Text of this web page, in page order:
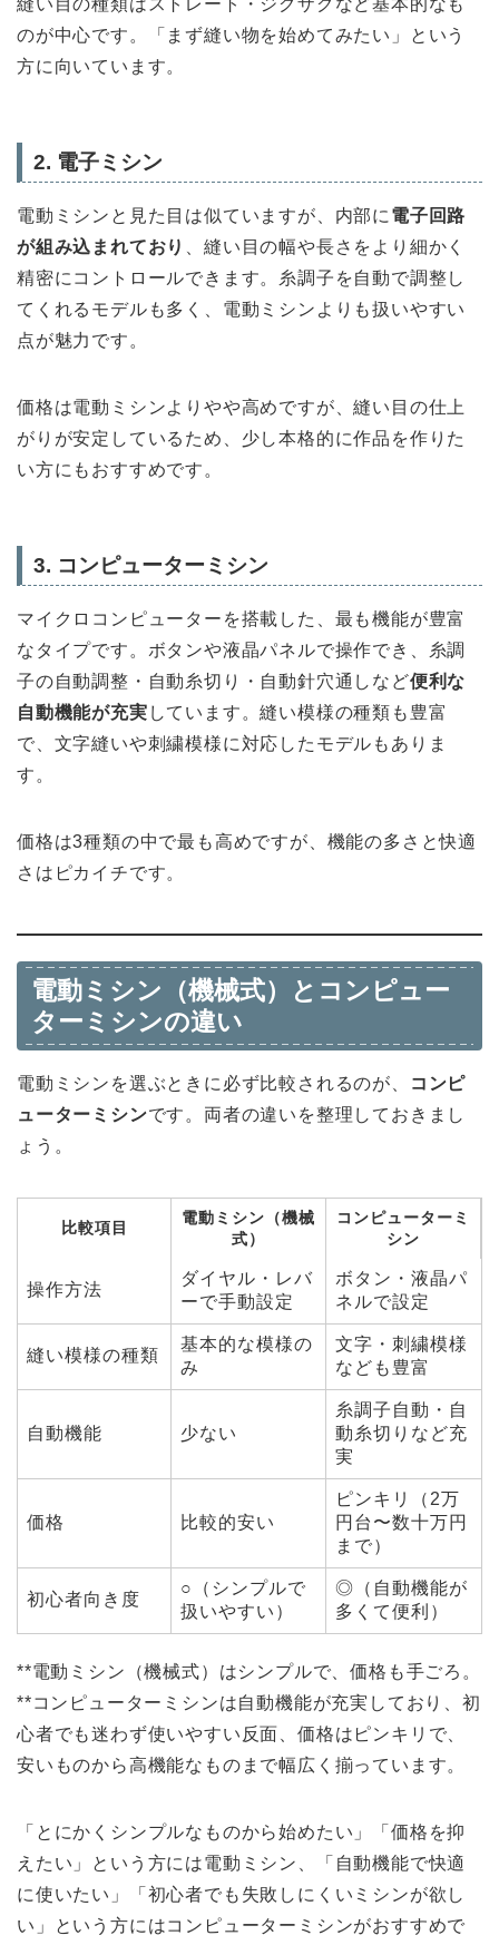
のが中心です。「まず縫い物を始めてみたい」という
方に向いています。
2. 電子ミシン
電動ミシンと見た目は似ていますが、内部に 電子回路
が組み込まれており
、縫い目の幅や長さをより細かく
精密にコントロールできます。糸調子を自動で調整し
てくれるモデルも多く、電動ミシンよりも扱いやすい
点が魅力です。
価格は電動ミシンよりやや高めですが、縫い目の仕上
がりが安定しているため、少し本格的に作品を作りた
い方にもおすすめです。
3. コンピューターミシン
マイクロコンピューターを搭載した、最も機能が豊富
なタイプです。ボタンや液晶パネルで操作でき、糸調
子の自動調整・自動糸切り・自動針穴通しなど便利な
自動機能が充実 しています。縫い模様の種類も豊富
で、文字縫いや刺繍模様に対応したモデルもありま
す。
価格は3種類の中で最も高めですが、機能の多さと快適
さはピカイチです。
電動ミシン（機械式）とコンピュー
ターミシンの違い
電動ミシンを選ぶときに必ず比較されるのが、
コンピ
ューターミシンです。両者の違いを整理しておきまし
ょう。
比較項目
電動ミシン（機械
式）
コンピューターミ
シン
操作方法
ダイヤル・レバ
ーで手動設定
ボタン・液晶パ
ネルで設定
縫い模様の種類
基本的な模様の
み
文字・刺繍模様
なども豊富
自動機能 少ない
糸調子自動・自
動糸切りなど充
実
価格 比較的安い
ピンキリ（2万
円台〜数十万円
まで）
初心者向き度
○（シンプルで
扱いやすい）
◎（自動機能が
多くて便利）
**電動ミシン（機械式）はシンプルで、価格も手ごろ。
**コンピューターミシンは自動機能が充実しており、初
心者でも迷わず使いやすい反面、価格はピンキリで、
安いものから高機能なものまで幅広く揃っています。
「とにかくシンプルなものから始めたい」「価格を抑
えたい」という方には電動ミシン、「自動機能で快適
に使いたい」「初心者でも失敗しにくいミシンが欲し
い」という方にはコンピューターミシンがおすすめで